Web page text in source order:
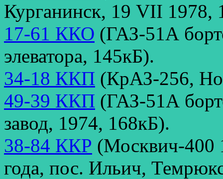
Курганинск, 19 VII 1978,
17-61 ККО (ГАЗ-51А
элеватора, 145кБ).
34-18 ККП (КрАЗ-256,
49-39 ККП (ГАЗ-51А
завод, 1974, 168кБ).
38-84 ККР (Москвич-400
года, пос. Ильич,